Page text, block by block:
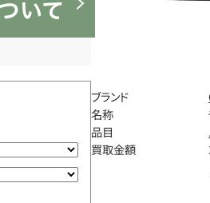
ブランド
名称
品目
買取金額